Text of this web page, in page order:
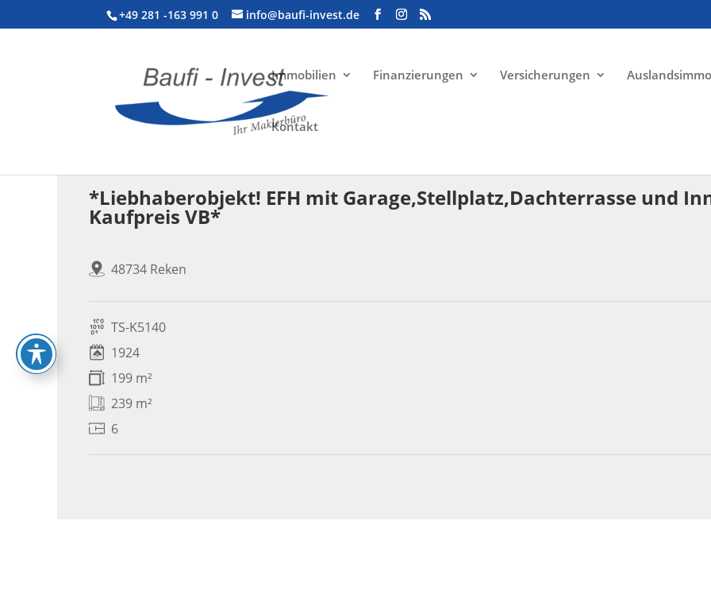
+49 281 -163 991 0 info@baufi-invest.de
Immobilien Finanzierungen Versicherungen
Kontakt
*Liebhaberobjekt! EFH mit Garage,Stellplatz,Dachterrasse und
Kaufpreis VB*
48734 Reken
TS-K5140
1924
199 m²
239 m²
6